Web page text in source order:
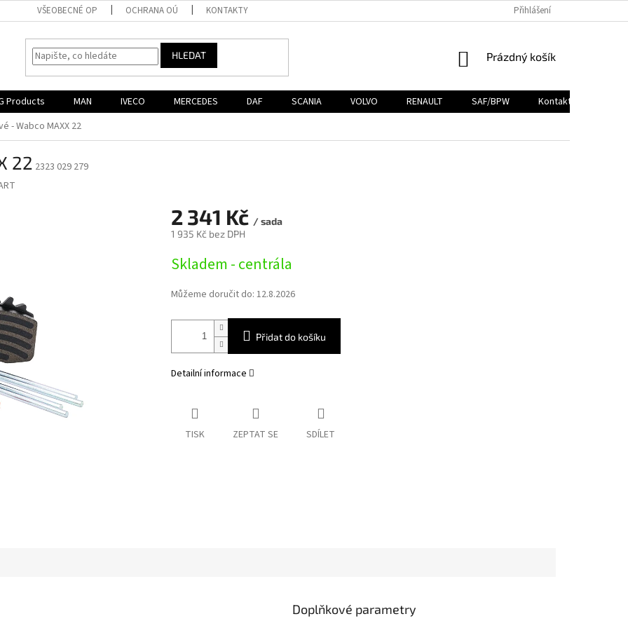
VŠEOBECNÉ OP OCHRANA OÚ KONTAKTY Přihlášení
HLEDAT
NÁKUPNÍ
Prázdný košík
Products MAN IVECO MERCEDES DAF SCANIA VOLVO RENAULT SAF/BPW
Kontakty
- Wabco MAXX 22
22 2323 029 279
2 341 Kč / sada
1 935 Kč bez DPH
cena:
Skladem - centrála
Můžeme doručit do: 12.8.2026
Přidat do košíku
Detailní informace
TISK ZEPTAT SE SDÍLET
Doplňkové parametry